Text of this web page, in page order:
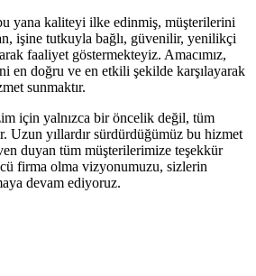
yana kaliteyi ilke edinmiş, müşterilerini
işine tutkuyla bağlı, güvenilir, yenilikçi
faaliyet göstermekteyiz. Amacımız,
en doğru ve en etkili şekilde karşılayarak
sunmaktır.
için yalnızca bir öncelik değil, tüm
Uzun yıllardır sürdürdüğümüz bu hizmet
duyan tüm müşterilerimize teşekkür
firma olma vizyonumuzu, sizlerin
devam ediyoruz.